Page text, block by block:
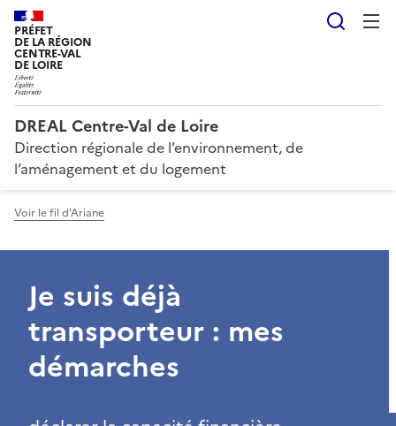
PRÉFET
DE LA RÉGION
CENTRE-VAL
DE LOIRE
DREAL Centre-Val de Loire
Direction régionale de l’environnement, de
l’aménagement et du logement
Voir le fil d'Ariane
Je suis déjà
transporteur : mes
démarches